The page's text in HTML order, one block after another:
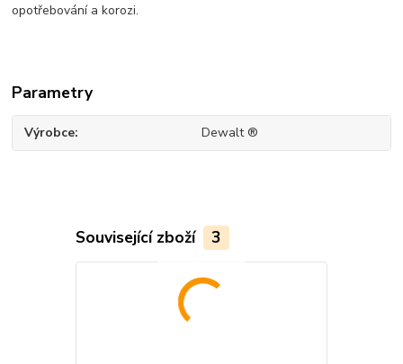
opotřebování a korozi.
Parametry
Výrobce Dewalt ®
Související zboží 3